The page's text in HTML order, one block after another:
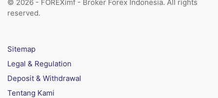
© 2026 - FOREXimf - Broker Forex Indonesia. All rights
reserved.
Sitemap
Legal & Regulation
Deposit & Withdrawal
Tentang Kami